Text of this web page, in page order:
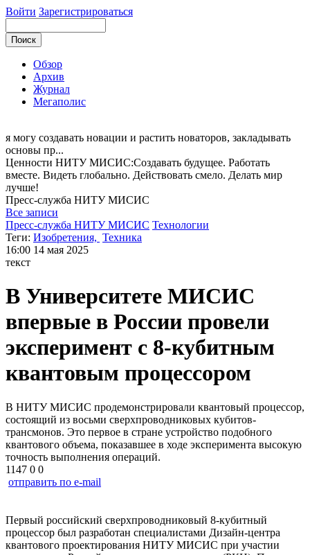
Войти Зарегистрироваться
Обзор
Архив
Журнал
Мегаполис
я могу создавать новации и растить новаторов, закладывать
основы пр...
Ценности НИТУ МИСИС:Cоздавать будущее. Работать
вместе. Видеть глобально. Действовать смело. Делать мир
лучше!
Пресс-служба НИТУ МИСИС
Все записи
Пресс-служба НИТУ МИСИС Технологии
Теги: Изобретения, Техника
16:00 14 мая 2025
текст
В Университете МИСИС
впервые в России провели
эксперимент с 8-кубитным
квантовым процессором
В НИТУ МИСИС продемонстрировали квантовый процессор,
состоящий из восьми сверхпроводниковых кубитов-
трансмонов. Это первое в стране устройство подобного
квантового объема, показавшее в ходе эксперимента высокую
точность выполнения операций.
1147 0 0
отправить по e-mail
Первый российский сверхпроводниковый 8-кубитный
процессор был разработан специалистами Дизайн-центра
квантового проектирования НИТУ МИСИС при участии